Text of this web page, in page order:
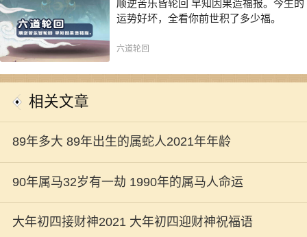
顺逆苦乐皆轮回 早知因果造福报。今生的
运势好坏，全看你前世积了多少福。
六道轮回
相关文章
89年多大 89年出生的属蛇人2021年年龄
90年属马32岁有一劫 1990年的属马人命运
大年初四接财神2021 大年初四迎财神祝福语